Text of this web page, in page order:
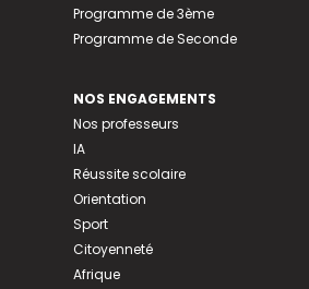
Programme de 3ème
Programme de Seconde
NOS ENGAGEMENTS
Nos professeurs
IA
Réussite scolaire
Orientation
Sport
Citoyenneté
Afrique